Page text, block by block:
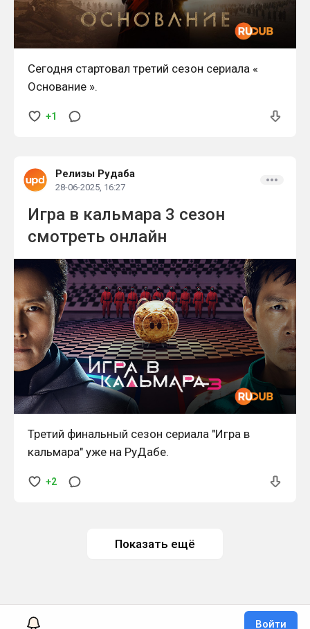
Войти
Сегодня стартовал третий сезон сериала «
Основание ».
+1
Релизы Рудаба
28-06-2025, 16:27
Игра в кальмара 3 сезон
смотреть онлайн
Третий финальный сезон сериала "Игра в
кальмара" уже на РуДабе.
+2
Показать ещё